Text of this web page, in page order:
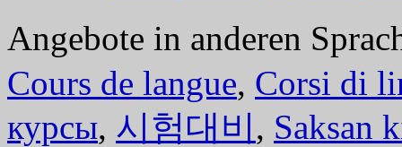
Angebote in anderen
Cours de langue, Corsi di
курсы, 시험대비, Saksan